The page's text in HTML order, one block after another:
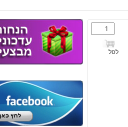
כמות
של
טבעת
לסל